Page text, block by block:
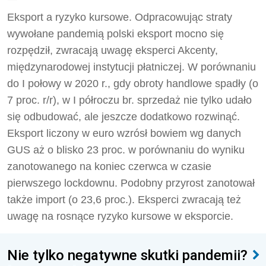
Eksport a ryzyko kursowe. Odpracowując straty
wywołane pandemią polski eksport mocno się
rozpędził, zwracają uwagę eksperci Akcenty,
międzynarodowej instytucji płatniczej. W porównaniu
do I połowy w 2020 r., gdy obroty handlowe spadły (o
7 proc. r/r), w I półroczu br. sprzedaż nie tylko udało
się odbudować, ale jeszcze dodatkowo rozwinąć.
Eksport liczony w euro wzrósł bowiem wg danych
GUS aż o blisko 23 proc. w porównaniu do wyniku
zanotowanego na koniec czerwca w czasie
pierwszego lockdownu. Podobny przyrost zanotował
także import (o 23,6 proc.). Eksperci zwracają też
uwagę na rosnące ryzyko kursowe w eksporcie.
Nie tylko negatywne skutki pandemii?